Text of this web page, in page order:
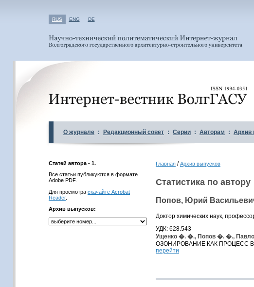
RUS ENG DE
О журнале : Редакционный совет : Серии : Авторам : Архив
Статей автора - 1.
Все статьи публикуются в формате
Adobe PDF.
Для просмотра скачайте Acrobat
Reader.
Архив выпусков:
Главная /Архив выпусков
Статистика по автору
Попов, Юрий
Доктор химических наук,
УДК: 628.543
Ущенко �. �., Попов �. �.,
ОЗОНИРОВАНИЕ КАК ПРОЦЕСС
перейти